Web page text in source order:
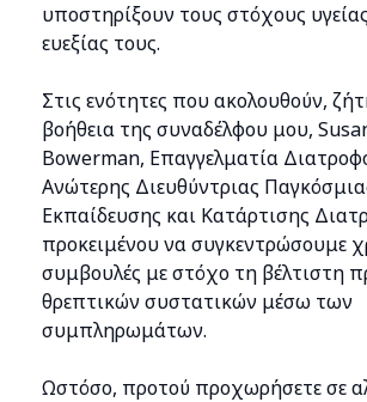
υποστηρίξουν τους στόχους
ευεξίας τους.
Στις ενότητες που ακολουθούν,
βοήθεια της συναδέλφου μου,
Bowerman, Επαγγελματία
Ανώτερης Διευθύντριας
Εκπαίδευσης και Κατάρτισης
προκειμένου να συγκεντρώσουμε
συμβουλές με στόχο τη βέλτιστη
θρεπτικών συστατικών μέσω των
συμπληρωμάτων.
Ωστόσο, προτού προχωρήσετε σε